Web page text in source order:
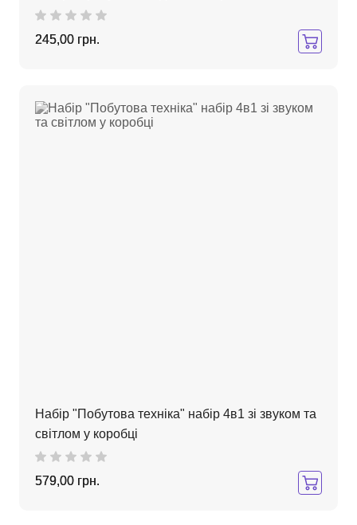
245,00 грн.
Набір "Побутова техніка" набір 4в1 зі звуком та
світлом у коробці
579,00 грн.